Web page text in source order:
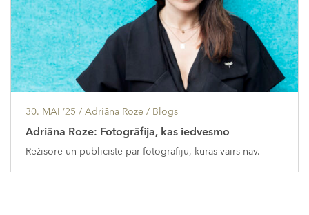
30. MAI ’25 / Adriāna Roze / Blogs
Adriāna Roze: Fotogrāfija, kas iedvesmo
Režisore un publiciste par fotogrāfiju, kuras vairs nav.